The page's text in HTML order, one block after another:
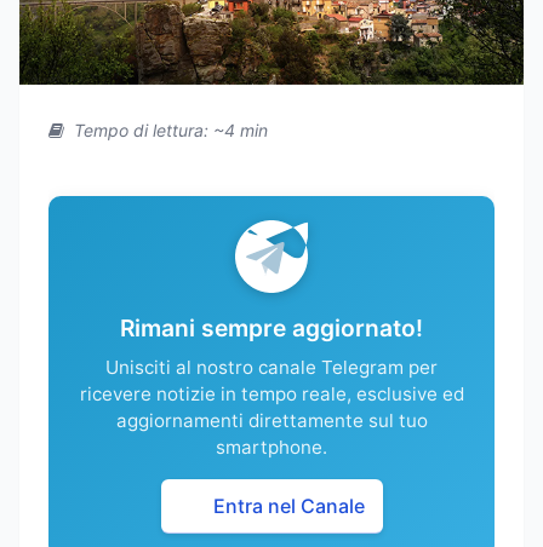
Tempo di lettura: ~4 min
Rimani sempre aggiornato!
Unisciti al nostro canale Telegram per
ricevere notizie in tempo reale, esclusive ed
aggiornamenti direttamente sul tuo
smartphone.
Entra nel Canale